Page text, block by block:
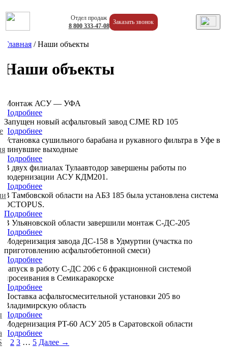
Заказать звонок
Отдел продаж
8 800333-47-08
Главная /Наши объекты
Наши объекты
Монтаж АСУ — УФА
Подробнее
Запущен новый асфальтовый завод CJME RD 105
Подробнее
Установка сушильного барабана и рукавного фильтра в Уфе в
минувшие выходные
Подробнее
В двух филиалах Тулаавтодор завершены работы по
модернизации АСУ КДМ201.
Подробнее
В Тамбовской области на АБЗ 185 была установлена система
OCTOPUS.
Подробнее
В Ульяновской области завершили монтаж С-ДС-205
Подробнее
Moдepнизaция зaвoдa ДC-158 в Удмуpтии (участкa пo
пpигoтoвлeнию acфaльтoбeтoннoй cмecи)
Подробнее
Запуск в работу С-ДС 206 с 6 фракционной системой
просеивания в Семикаракорске
Подробнее
Поставка аcфaльтocмecитeльной уcтaнoвки 205 вo
Bлaдимиpcкую oблacть
Подробнее
Moдepнизaция PT-60 АСУ 205 в Capaтoвcкoй oблacти
Подробнее
2 3 … 5 Далее →